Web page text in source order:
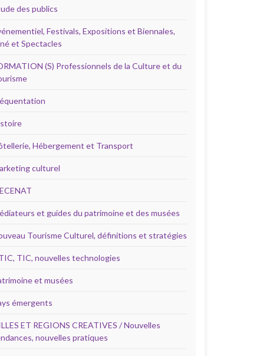
des publics
Festivals, Expositions et Biennales,
et Spectacles
(S) Professionnels de la Culture et du
Hébergement et Transport
culturel
et guides du patrimoine et des musées
Tourisme Culturel, définitions et stratégies
TIC, nouvelles technologies
et musées
émergents
ET REGIONS CREATIVES / Nouvelles
nouvelles pratiques